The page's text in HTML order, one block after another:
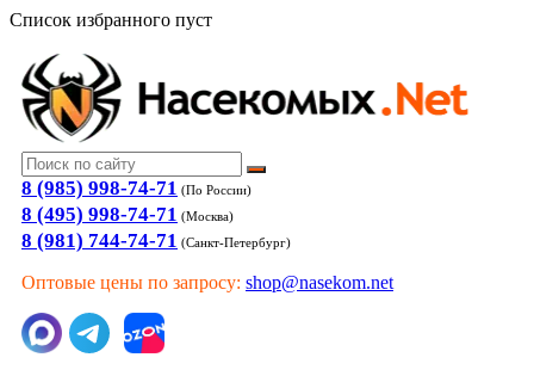
Список избранного пуст
8 (985) 998-74-71 (По России)
8 (495) 998-74-71 (Москва)
8 (981) 744-74-71 (Санкт-Петербург)
Оптовые цены по запросу: shop@nasekom.net